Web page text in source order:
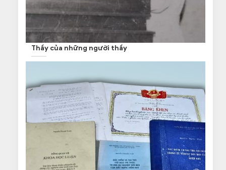
Thầy của những người thầy